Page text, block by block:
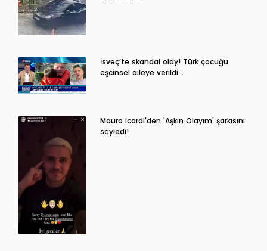
İsveç’te skandal olay! Türk çocuğu
eşcinsel aileye verildi…
Mauro Icardi'den 'Aşkın Olayım' şarkısını
söyledi!